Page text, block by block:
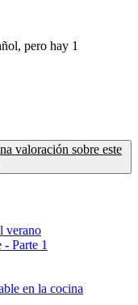
pero hay 1
valoración sobre este
verano
Parte 1
en la cocina